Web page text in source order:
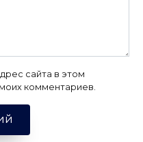
сайта в этом
комментариев.